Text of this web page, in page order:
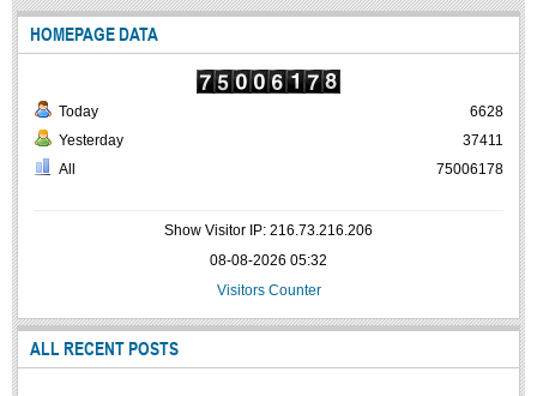
HOMEPAGE DATA
Today
Yesterday
All
6628
37411
75006178
Show Visitor IP: 216.73.216.206
08-08-2026 05:32
Visitors Counter
ALL RECENT POSTS